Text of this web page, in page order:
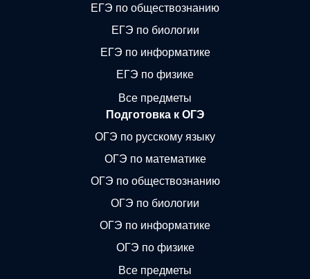
ЕГЭ по обществознанию
ЕГЭ по биологии
ЕГЭ по информатике
ЕГЭ по физике
Все предметы
Подготовка к ОГЭ
ОГЭ по русскому языку
ОГЭ по математике
ОГЭ по обществознанию
ОГЭ по биологии
ОГЭ по информатике
ОГЭ по физике
Все предметы